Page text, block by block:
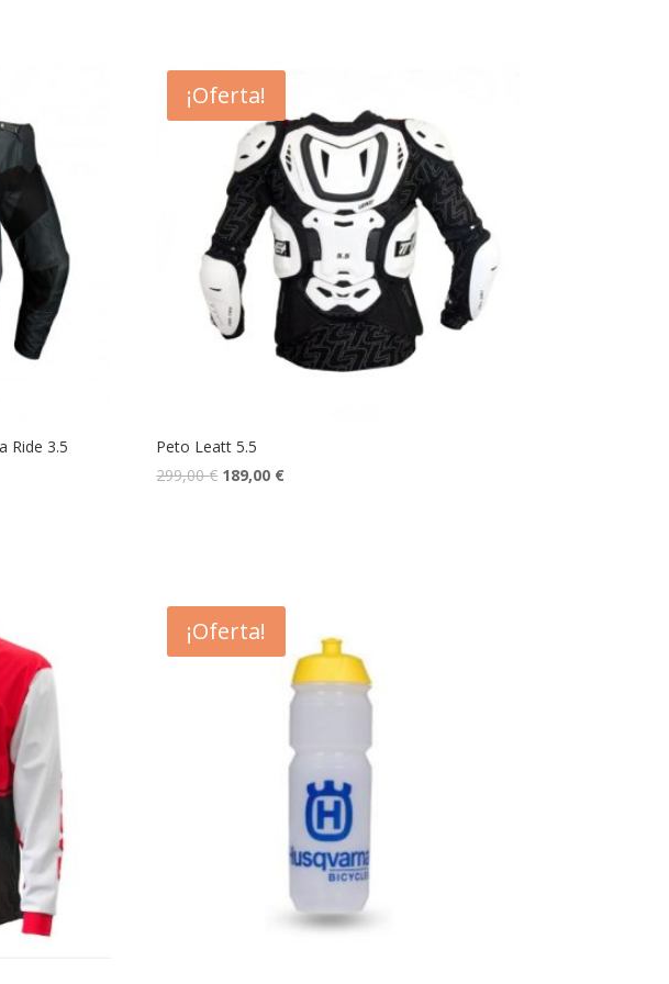
Ride 3.5
¡Oferta!
Peto Leatt 5.5
299,00€ 189,00 €
¡Oferta!